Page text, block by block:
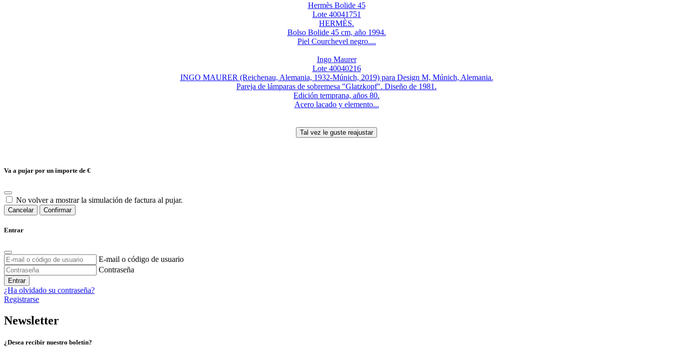
Hermès Bolide 45
Lote 40041751
HERMÈS.
Bolso Bolide 45 cm, año 1994.
Piel Courchevel negro....
Ingo Maurer
Lote 40040216
INGO MAURER (Reichenau, Alemania, 1932-Múnich, 2019) para Design M, Múnich, Alemania.
Pareja de lámparas de sobremesa "Glatzkopf". Diseño de 1981.
Edición temprana, años 80.
Acero lacado y elemento...
Va a pujar por un importe de €
No volver a mostrar la simulación de factura al pujar.
Cancelar Confirmar
Entrar
E-mail o código de usuario
Contraseña
Entrar
¿Ha olvidado su contraseña?
Registrarse
Newsletter
¿Desea recibir nuestro boletín?